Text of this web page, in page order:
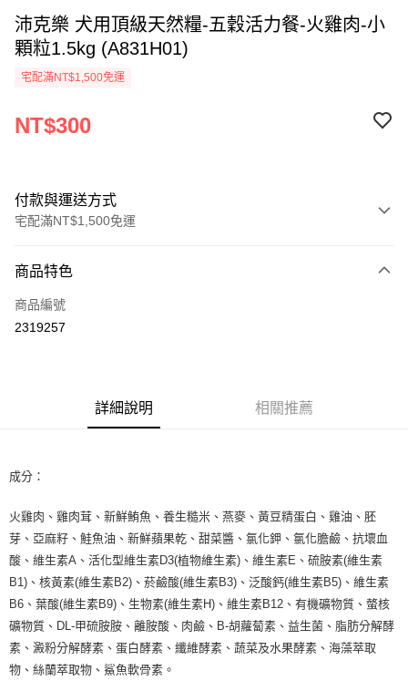
沛克樂 犬用頂級天然糧-五穀活力餐-火雞肉-小
顆粒1.5kg (A831H01)
宅配滿NT$1,500免運
NT$300
付款與運送方式
宅配滿NT$1,500免運
信用卡一次付款
LINE Pay
AFTEE先享後付
AFTEE先享後付是「在收到商品之後才付款」的支付方式。 讓您購物簡單
１．簡單：不需註冊會員、不需綁卡、不需儲值。
２．便利：只要手機號碼，簡訊認證，即可結帳。
３．安心：先確認商品／服務後，再付款。
【「AFTEE先享後付」結帳流程】
１．於結帳方式選擇「AFTEE先享後付」後，將跳轉至「AFTEE先享後付」
結帳頁面，進行簡訊認證並確認金額後，即可完成結帳。
２．訂單成立數日內，您將收到繳費通知簡訊。
３．收到繳費通知簡訊後14天內，點擊此簡訊中的連結，可透過四大超商／
ATM／網路銀行／等多元方式進行付款，方視為交易完成。
※ 請注意：結帳手續完成當下不需立刻繳費，但若您需要取消訂單，請聯絡
ATM付款
運送方式
宅配
外島配送（黑貓宅急便－澎湖、金門、馬祖、綠島）
每筆NT$360
宅配【偏遠地區-依黑貓物流所公告地區為主】
商品特色
商品編號
2319257
詳細說明 相關推薦
成分：
火雞肉、雞肉茸、新鮮鮪魚、養生糙米、燕麥、黃豆精蛋白、雞油、胚
芽、亞麻籽、鮭魚油、新鮮蘋果乾、甜菜醬、氯化鉀、氯化膽鹼、抗壞血
酸、維生素A、活化型維生素D3(植物維生素)、維生素E、硫胺素(維生素
B1)、核黃素(維生素B2)、菸鹼酸(維生素B3)、泛酸鈣(維生素B5)、維生素
B6、葉酸(維生素B9)、生物素(維生素H)、維生素B12、有機礦物質、螫核
礦物質、DL-甲硫胺胺、離胺酸、肉鹼、B-胡蘿蔔素、益生菌、脂肪分解酵
素、澱粉分解酵素、蛋白酵素、纖維酵素、蔬菜及水果酵素、海藻萃取
物、絲蘭萃取物、鯊魚軟骨素。